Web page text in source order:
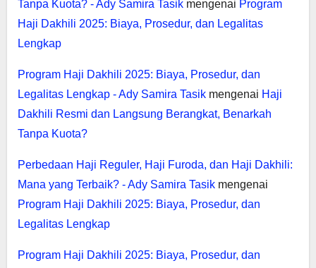
Tanpa Kuota? - Ady Samira Tasikmengenai Program
Haji Dakhili 2025: Biaya, Prosedur, dan Legalitas
Lengkap
Program Haji Dakhili 2025: Biaya, Prosedur, dan
Legalitas Lengkap - Ady Samira Tasikmengenai Haji
Dakhili Resmi dan Langsung Berangkat, Benarkah
Tanpa Kuota?
Perbedaan Haji Reguler, Haji Furoda, dan Haji Dakhili:
Mana yang Terbaik? - Ady Samira Tasikmengenai
Program Haji Dakhili 2025: Biaya, Prosedur, dan
Legalitas Lengkap
Program Haji Dakhili 2025: Biaya, Prosedur, dan